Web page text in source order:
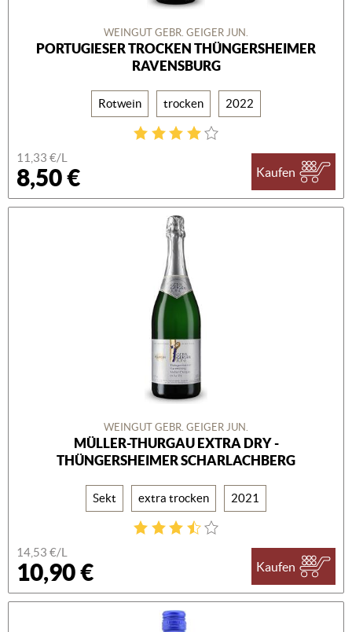
WEINGUT GEBR. GEIGER JUN.
PORTUGIESER TROCKEN THÜNGERSHEIMER
RAVENSBURG
Rotwein trocken 2022
11,33 €/L
8,50 € Kaufen
WEINGUT GEBR. GEIGER JUN.
MÜLLER-THURGAU EXTRA DRY -
THÜNGERSHEIMER SCHARLACHBERG
Sekt extra trocken 2021
14,53 €/L
10,90 € Kaufen